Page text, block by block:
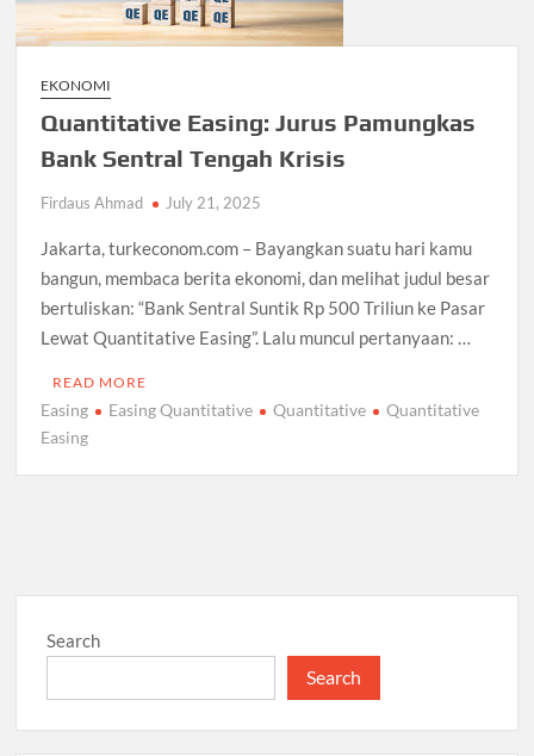
EKONOMI
Quantitative Easing: Jurus Pamungkas
Bank Sentral Tengah Krisis
Firdaus Ahmad July 21, 2025
Jakarta, turkeconom.com – Bayangkan suatu hari kamu
bangun, membaca berita ekonomi, dan melihat judul besar
bertuliskan: “Bank Sentral Suntik Rp 500 Triliun ke Pasar
Lewat Quantitative Easing”. Lalu muncul pertanyaan: …
READ MORE
Easing Easing Quantitative Quantitative
Quantitative
Easing
Search
Search